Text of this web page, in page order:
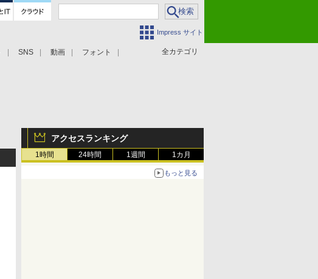
Impress サイト
全カテゴリ
SNS 動画 フォント
アクセスランキング
1時間 24時間 1週間 1カ月
もっと見る